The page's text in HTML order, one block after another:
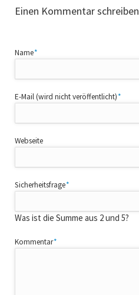
Einen Kommentar schreiben
Pflichtfeld
Name*
Pflichtfeld
E-Mail (wird nicht veröffentlicht)*
Webseite
Pflichtfeld
Sicherheitsfrage*
Was ist die Summe aus 2 und 5?
Pflichtfeld
Kommentar*